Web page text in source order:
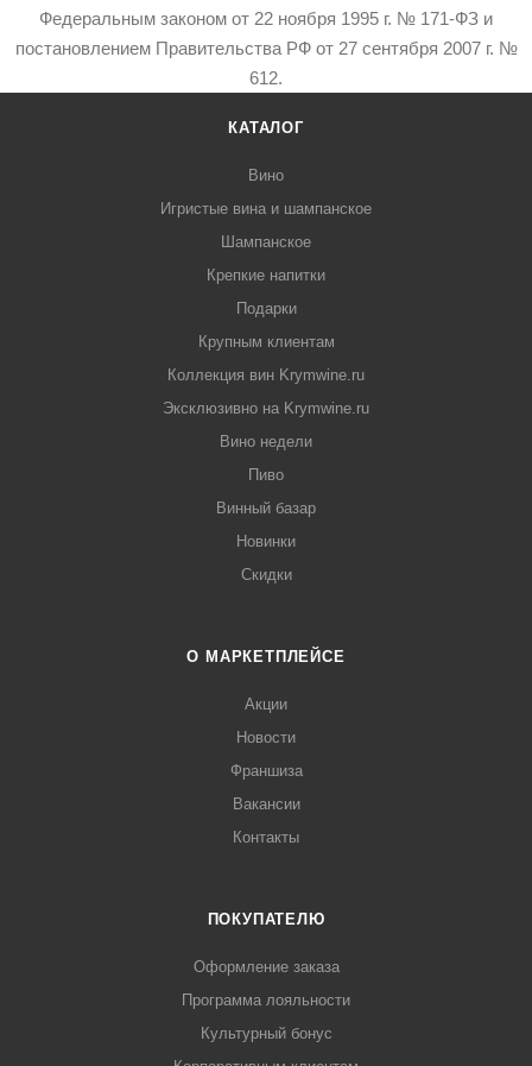
Федеральным законом от 22 ноября 1995 г. № 171-ФЗ и
постановлением Правительства РФ от 27 сентября 2007 г. №
612.
КАТАЛОГ
Вино
Игристые вина и шампанское
Шампанское
Крепкие напитки
Подарки
Крупным клиентам
Коллекция вин Krymwine.ru
Эксклюзивно на Krymwine.ru
Вино недели
Пиво
Винный базар
Новинки
Скидки
О МАРКЕТПЛЕЙСЕ
Акции
Новости
Франшиза
Вакансии
Контакты
ПОКУПАТЕЛЮ
Оформление заказа
Программа лояльности
Культурный бонус